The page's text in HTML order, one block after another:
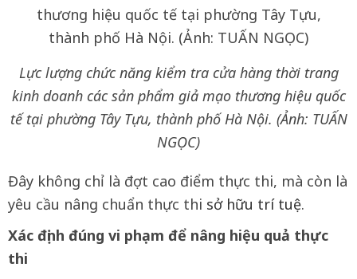
Lực lượng chức năng kiểm tra cửa hàng thời trang
kinh doanh các sản phẩm giả mạo thương hiệu quốc
tế tại phường Tây Tựu, thành phố Hà Nội. (Ảnh: TUẤN
NGỌC)
Đây không chỉ là đợt cao điểm thực thi, mà còn là
yêu cầu nâng chuẩn thực thi sở hữu trí tuệ.
Xác định đúng vi phạm để nâng hiệu quả thực
thi